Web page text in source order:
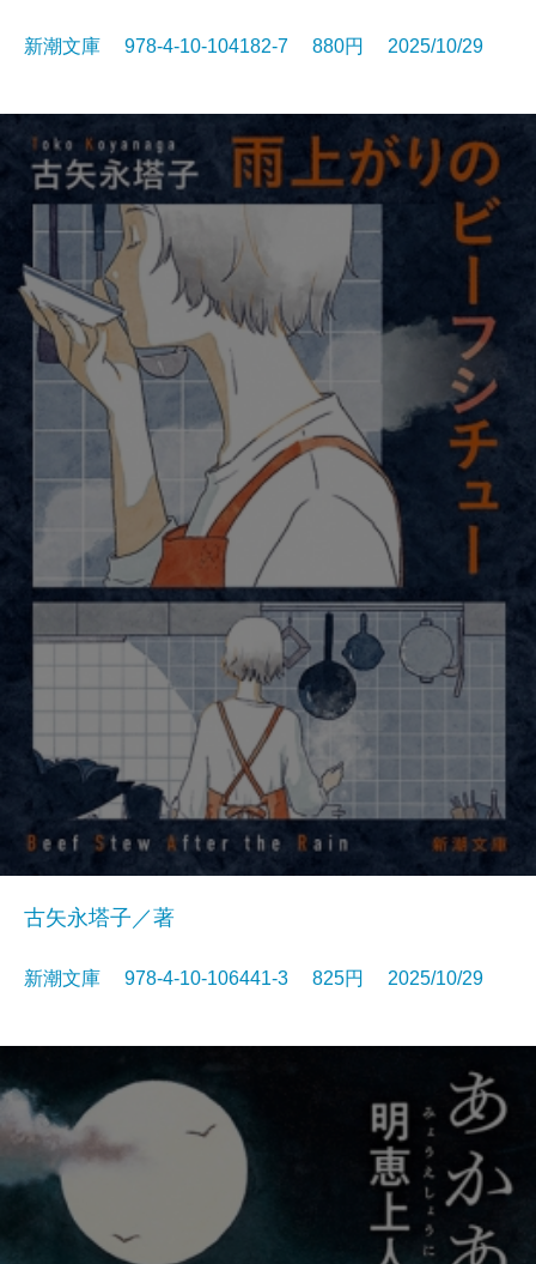
新潮文庫 978-4-10-104182-7 880円 2025/10/29
古矢永塔子／著
新潮文庫 978-4-10-106441-3 825円 2025/10/29